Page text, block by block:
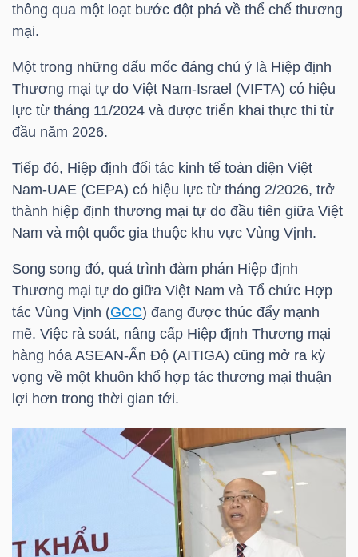
thông qua một loạt bước đột phá về thể chế thương
mại.
Một trong những dấu mốc đáng chú ý là Hiệp định
Thương mại tự do Việt Nam-Israel (VIFTA) có hiệu
lực từ tháng 11/2024 và được triển khai thực thi từ
đầu năm 2026.
Tiếp đó, Hiệp định đối tác kinh tế toàn diện Việt
Nam-UAE (CEPA) có hiệu lực từ tháng 2/2026, trở
thành hiệp định thương mại tự do đầu tiên giữa Việt
Nam và một quốc gia thuộc khu vực Vùng Vịnh.
Song song đó, quá trình đàm phán Hiệp định
Thương mại tự do giữa Việt Nam và Tổ chức Hợp
tác Vùng Vịnh (GCC) đang được thúc đẩy mạnh
mẽ. Việc rà soát, nâng cấp Hiệp định Thương mại
hàng hóa ASEAN-Ấn Độ (AITIGA) cũng mở ra kỳ
vọng về một khuôn khổ hợp tác thương mại thuận
lợi hơn trong thời gian tới.
TÍCH
MÔ
NGÀNH
DOANH
NGHIỆP